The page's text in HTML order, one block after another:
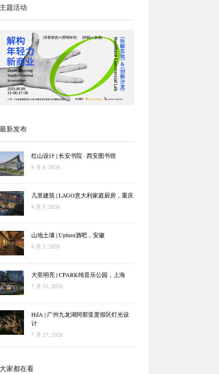
题活动
新发布
红山设计 | 长安书院 · 西安图书馆
8 月 6, 2026
几里建筑 | LAGO意大利家庭厨房，重庆
8 月 5, 2026
山地土壤 | Upturn酒吧，安徽
8 月 3, 2026
大奕明亮 | CPARK纯音乐公园，上海
7 月 31, 2026
HdA | 广州九龙湖阿那亚度假区灯光设
计
7 月 27, 2026
家都在看